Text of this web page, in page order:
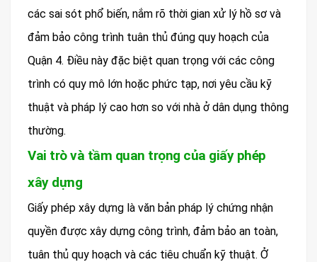
các sai sót phổ biến, nắm rõ thời gian xử lý hồ sơ và
đảm bảo công trình tuân thủ đúng quy hoạch của
Quận 4. Điều này đặc biệt quan trọng với các công
trình có quy mô lớn hoặc phức tạp, nơi yêu cầu kỹ
thuật và pháp lý cao hơn so với nhà ở dân dụng thông
thường.
Vai trò và tầm quan trọng của giấy phép
xây dựng
Giấy phép xây dựng là văn bản pháp lý chứng nhận
quyền được xây dựng công trình, đảm bảo an toàn,
tuân thủ quy hoạch và các tiêu chuẩn kỹ thuật. Ở